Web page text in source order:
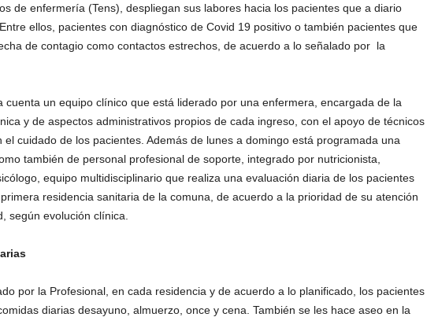
de enfermería (Tens), despliegan sus labores hacia los pacientes que a diario
ellos, pacientes con diagnóstico de Covid 19 positivo o también pacientes que
de contagio como contactos estrechos, de acuerdo a lo señalado por la
cuenta un equipo clínico que está liderado por una enfermera, encargada de la
y de aspectos administrativos propios de cada ingreso, con el apoyo de técnicos
el cuidado de los pacientes. Además de lunes a domingo está programada una
también de personal profesional de soporte, integrado por nutricionista,
equipo multidisciplinario que realiza una evaluación diaria de los pacientes
residencia sanitaria de la comuna, de acuerdo a la prioridad de su atención
según evolución clínica.
por la Profesional, en cada residencia y de acuerdo a lo planificado, los pacientes
diarias desayuno, almuerzo, once y cena. También se les hace aseo en la